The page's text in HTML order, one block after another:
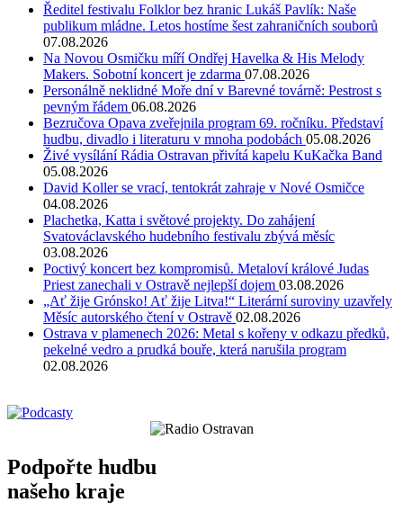
Ředitel festivalu Folklor bez hranic Lukáš Pavlík: Naše
publikum mládne. Letos hostíme šest zahraničních souborů
07.08.2026
Na Novou Osmičku míří Ondřej Havelka & His Melody
Makers. Sobotní koncert je zdarma 07.08.2026
Personálně neklidné Moře dní v Barevné továrně: Pestrost s
pevným řádem 06.08.2026
Bezručova Opava zveřejnila program 69. ročníku. Představí
hudbu, divadlo i literaturu v mnoha podobách 05.08.2026
Živé vysílání Rádia Ostravan přivítá kapelu KuKačka Band
05.08.2026
David Koller se vrací, tentokrát zahraje v Nové Osmičce
04.08.2026
Plachetka, Katta i světové projekty. Do zahájení
Svatováclavského hudebního festivalu zbývá měsíc
03.08.2026
Poctivý koncert bez kompromisů. Metaloví králové Judas
Priest zanechali v Ostravě nejlepší dojem 03.08.2026
„Ať žije Grónsko! Ať žije Litva!“ Literární suroviny uzavřely
Měsíc autorského čtení v Ostravě 02.08.2026
Ostrava v plamenech 2026: Metal s kořeny v odkazu předků,
pekelné vedro a prudká bouře, která narušila program
02.08.2026
Podpořte hudbu
našeho kraje